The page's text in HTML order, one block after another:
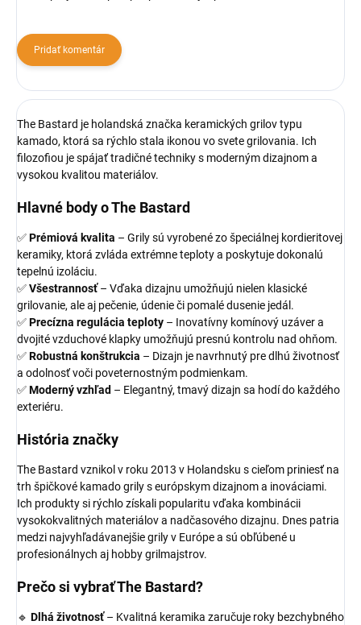
Pridať komentár
The Bastard je holandská značka keramických grilov typu
kamado, ktorá sa rýchlo stala ikonou vo svete grilovania. Ich
filozofiou je spájať tradičné techniky s moderným dizajnom a
vysokou kvalitou materiálov.
Hlavné body o The Bastard
✅Prémiová kvalita – Grily sú vyrobené zo špeciálnej kordieritovej
keramiky, ktorá zvláda extrémne teploty a poskytuje dokonalú
tepelnú izoláciu.
✅Všestrannosť– Vďaka dizajnu umožňujú nielen klasické
grilovanie, ale aj pečenie, údenie či pomalé dusenie jedál.
✅Precízna regulácia teploty – Inovatívny komínový uzáver a
dvojité vzduchové klapky umožňujú presnú kontrolu nad ohňom.
✅Robustná konštrukcia – Dizajn je navrhnutý pre dlhú životnosť
a odolnosť voči poveternostným podmienkam.
✅Moderný vzhľad – Elegantný, tmavý dizajn sa hodí do každého
exteriéru.
História značky
The Bastard vznikol v roku 2013 v Holandsku s cieľom priniesť na
trh špičkové kamado grily s európskym dizajnom a inováciami.
Ich produkty si rýchlo získali popularitu vďaka kombinácii
vysokokvalitných materiálov a nadčasového dizajnu. Dnes patria
medzi najvyhľadávanejšie grily v Európe a sú obľúbené u
profesionálnych aj hobby grilmajstrov.
Prečo si vybrať The Bastard?
🔹 Dlhá životnosť– Kvalitná keramika zaručuje roky bezchybného